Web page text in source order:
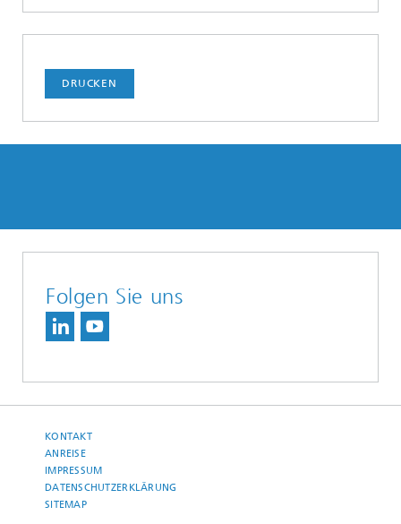
DRUCKEN
Folgen Sie uns
KONTAKT
ANREISE
IMPRESSUM
DATENSCHUTZERKLÄRUNG
SITEMAP